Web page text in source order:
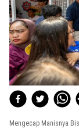
Mengecap Manisnya